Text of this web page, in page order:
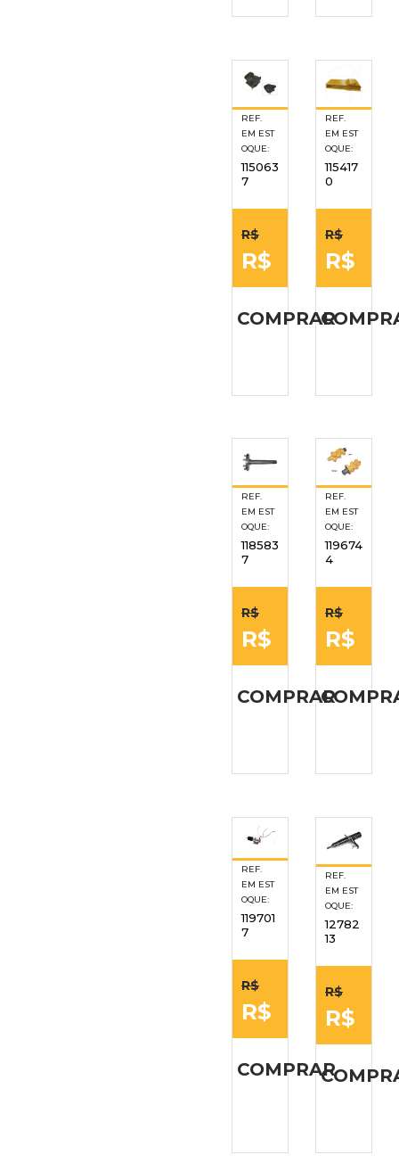
REF.
EM EST
OQUE:
115063
7
R$
R$
COMPRAR
REF.
EM EST
OQUE:
115417
0
R$
R$
REF.
EM EST
OQUE:
118583
7
R$
R$
COMPRAR
REF.
EM EST
OQUE:
119674
4
R$
R$
REF.
EM EST
OQUE:
119701
7
R$
R$
COMPRAR
REF.
EM EST
OQUE:
12782
13
R$
R$